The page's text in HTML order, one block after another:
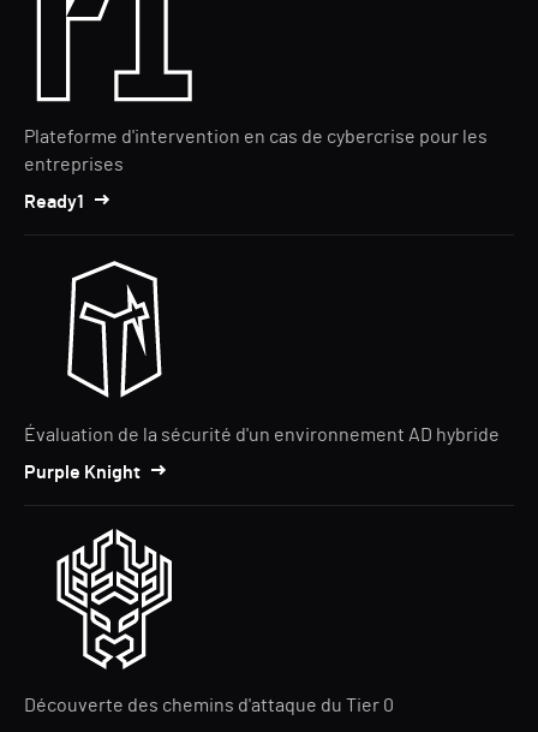
Plateforme d'intervention en cas de cybercrise pour les
entreprises
Ready1
Évaluation de la sécurité d'un environnement AD hybride
Purple Knight
Découverte des chemins d'attaque du Tier 0